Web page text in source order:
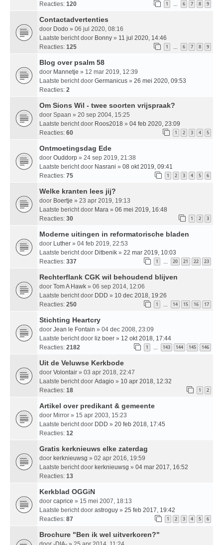
Reacties: 120 1 … 6 7 8 9
Contactadvertenties
door Dodo » 06 jul 2020, 08:16
Laatste bericht door Bonny » 11 jul 2020, 14:46
Reacties: 125 1 … 6 7 8 9
Blog over psalm 58
door Mannetje » 12 mar 2019, 12:39
Laatste bericht door Germanicus » 26 mei 2020, 09:53
Reacties: 2
Om Sions Wil - twee soorten vrijspraak?
door Spaan » 20 sep 2004, 15:25
Laatste bericht door Roos2018 » 04 feb 2020, 23:09
Reacties: 60 1 2 3 4 5
Ontmoetingsdag Ede
door Ouddorp » 24 sep 2019, 21:38
Laatste bericht door Nasrani » 08 okt 2019, 09:41
Reacties: 75 1 2 3 4 5 6
Welke kranten lees jij?
door Boertje » 23 apr 2019, 19:13
Laatste bericht door Mara » 06 mei 2019, 16:48
Reacties: 30 1 2 3
Moderne uitingen in reformatorische bladen
door Luther » 04 feb 2019, 22:53
Laatste bericht door Ditbenik » 22 mar 2019, 10:03
Reacties: 337 1 … 20 21 22 23
Rechterflank CGK wil behoudend blijven
door Tom A Hawk » 06 sep 2014, 12:06
Laatste bericht door DDD » 10 dec 2018, 19:26
Reacties: 250 1 … 14 15 16 17
Stichting Heartcry
door Jean le Fontain » 04 dec 2008, 23:09
Laatste bericht door liz boer » 12 okt 2018, 17:44
Reacties: 2182 1 … 143 144 145 146
Uit de Veluwse Kerkbode
door Volontair » 03 apr 2018, 22:47
Laatste bericht door Adagio » 10 apr 2018, 12:32
Reacties: 18 1 2
Artikel over predikant & gemeente
door Mirror » 15 apr 2003, 15:23
Laatste bericht door DDD » 20 feb 2018, 17:45
Reacties: 12
Gratis kerknieuws elke zaterdag
door kerknieuwsg » 02 apr 2016, 19:59
Laatste bericht door kerknieuwsg » 04 mar 2017, 16:52
Reacties: 13
Kerkblad OGGiN
door caprice » 15 mei 2007, 18:13
Laatste bericht door astroguy » 25 feb 2017, 19:42
Reacties: 87 1 2 3 4 5 6
Brochure "Ben ik wel uitverkoren?"